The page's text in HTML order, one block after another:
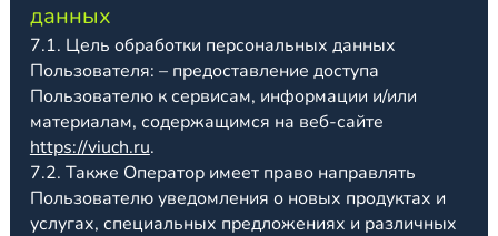
данных
7.1. Цель обработки персональных данных
Пользователя: – предоставление доступа
Пользователю к сервисам, информации и/или
материалам, содержащимся на веб-сайте
https://viuch.ru.
7.2. Также Оператор имеет право направлять
Пользователю уведомления о новых продуктах и
услугах, специальных предложениях и различных